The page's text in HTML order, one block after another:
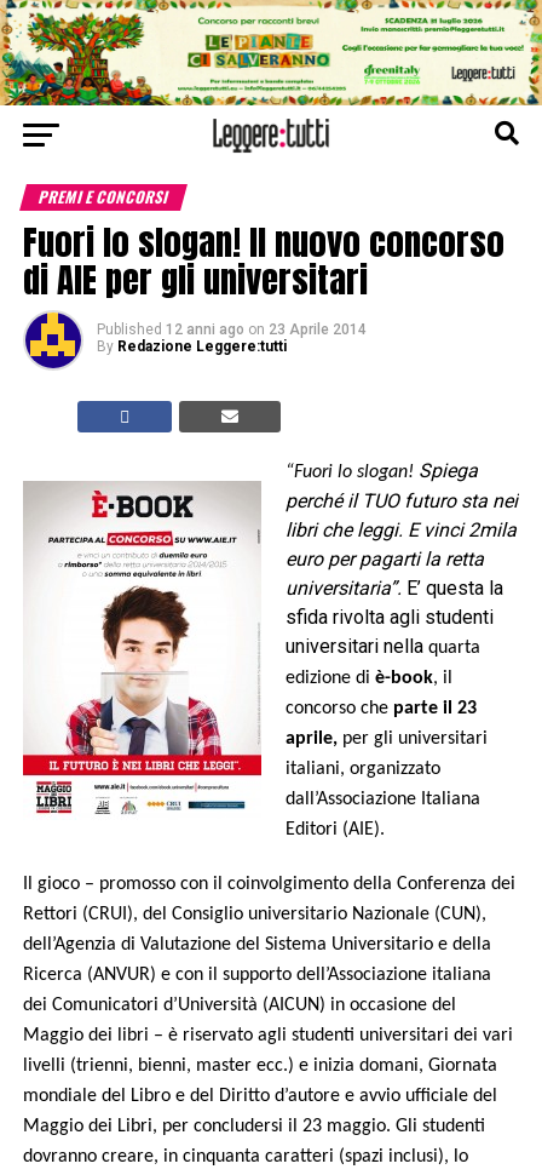
PREMI E CONCORSI
Fuori lo slogan! Il nuovo concorso
di AIE per gli universitari
Published 12 anni ago on 23 Aprile 2014
By Redazione Leggere:tutti
“Fuori lo slogan! Spiega
perché il TUO futuro sta nei
libri che leggi. E vinci 2mila
euro per pagarti la retta
universitaria”. E’ questa la
sfida rivolta agli studenti
universitari nellaquarta
edizione di è-book, il
concorso che parte il 23
aprile,per gli universitari
italiani, organizzato
dall’Associazione Italiana
Editori (AIE).
Il gioco – promosso con il coinvolgimento della Conferenza dei
Rettori (CRUI), del Consiglio universitario Nazionale (CUN),
dell’Agenzia di Valutazione del Sistema Universitario e della
Ricerca (ANVUR) e con il supporto dell’Associazione italiana
dei Comunicatori d’Università (AICUN) in occasione del
Maggio dei libri – è riservato agli studenti universitari dei vari
livelli (trienni, bienni, master ecc.) e inizia domani, Giornata
mondiale del Libro e del Diritto d’autore e avvio ufficiale del
Maggio dei Libri, per concludersi il 23 maggio. Gli studenti
dovranno creare, in cinquanta caratteri (spazi inclusi), lo